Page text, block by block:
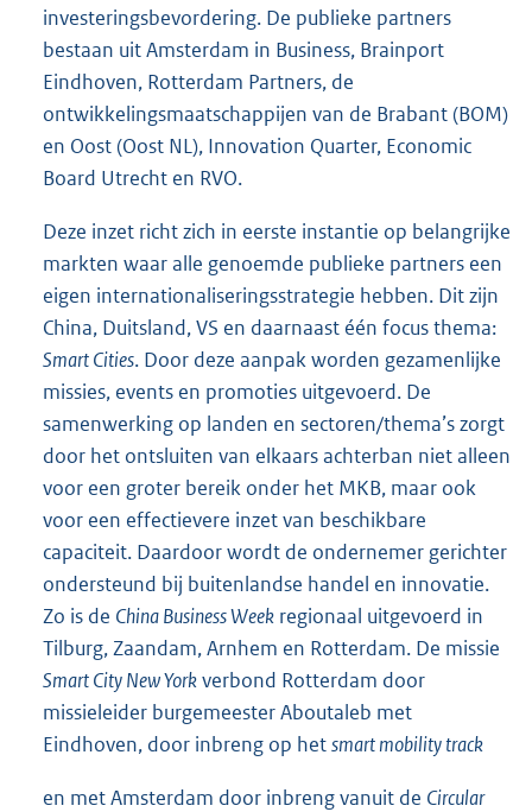
investeringsbevordering. De publieke partners
bestaan uit Amsterdam in Business, Brainport
Eindhoven, Rotterdam Partners, de
ontwikkelingsmaatschappijen van de Brabant (BOM)
en Oost (Oost NL), Innovation Quarter, Economic
Board Utrecht en RVO.
Deze inzet richt zich in eerste instantie op belangrijke
markten waar alle genoemde publieke partners een
eigen internationaliseringsstrategie hebben. Dit zijn
China, Duitsland, VS en daarnaast één focus thema:
Smart Cities. Door deze aanpak worden gezamenlijke
missies, events en promoties uitgevoerd. De
samenwerking op landen en sectoren/thema’s zorgt
door het ontsluiten van elkaars achterban niet alleen
voor een groter bereik onder het MKB, maar ook
voor een effectievere inzet van beschikbare
capaciteit. Daardoor wordt de ondernemer gerichter
ondersteund bij buitenlandse handel en innovatie.
Zo is de China Business Week regionaal uitgevoerd in
Tilburg, Zaandam, Arnhem en Rotterdam. De missie
Smart City New Yorkverbond Rotterdam door
missieleider burgemeester Aboutaleb met
Eindhoven, door inbreng op hetsmart mobility track
en met Amsterdam door inbreng vanuit de Circular